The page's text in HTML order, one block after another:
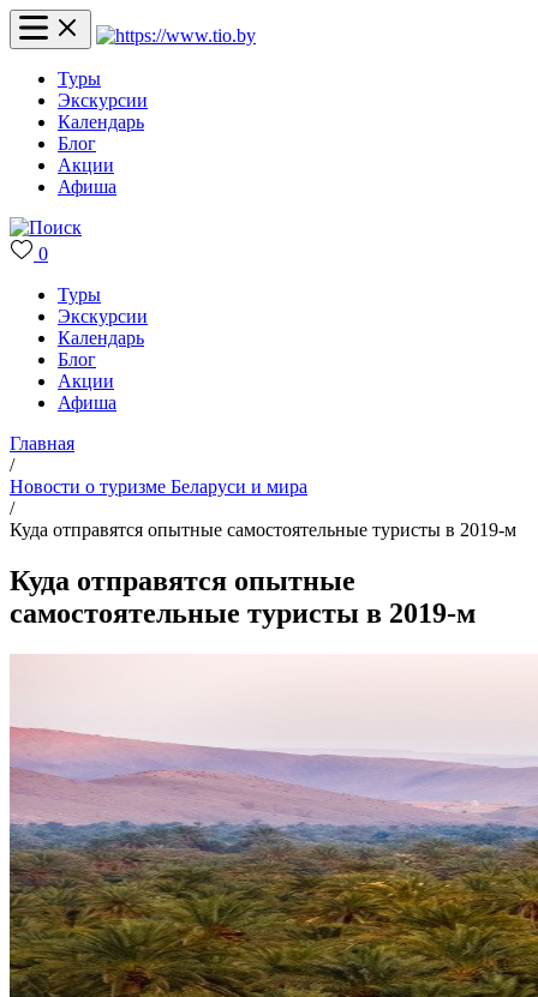
Туры
Экскурсии
Календарь
Блог
Акции
Афиша
0
Туры
Экскурсии
Календарь
Блог
Акции
Афиша
Главная
/
Новости о туризме Беларуси и мира
/
Куда отправятся опытные самостоятельные туристы в 2019-м
Куда отправятся опытные
самостоятельные туристы в 2019-м